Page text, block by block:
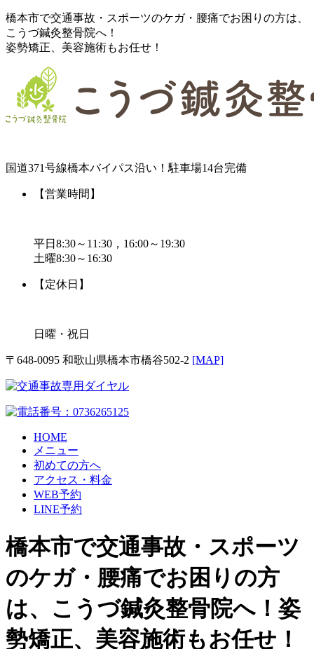
橋本市で交通事故・スポーツのケガ・腰痛でお困りの方は、
こうづ鍼灸整骨院へ！
姿勢矯正、美容施術もお任せ！
国道371号線橋本バイパス沿い！駐車場14台完備
【営業時間】
平日8:30～11:30，16:00～19:30
土曜8:30～16:30
【定休日】
日曜・祝日
〒648-0095 和歌山県橋本市橋谷502-2 [MAP]
HOME
メニュー
初めての方へ
アクセス・料金
WEB予約
LINE予約
橋本市で交通事故・スポーツ
のケガ・腰痛でお困りの方
は、こうづ鍼灸整骨院へ！姿
勢矯正、美容施術もお任せ！